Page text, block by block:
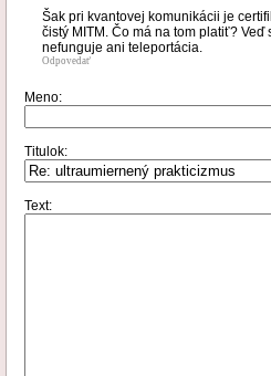
Šak pri kvantovej komunikácii je
čistý MITM. Čo má na tom platiť?
nefunguje ani teleportácia.
Odpovedať
Meno:
Titulok:
Text: